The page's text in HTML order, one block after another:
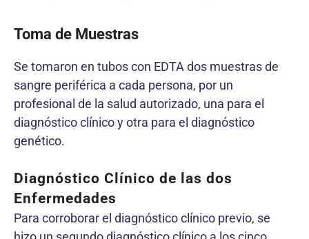
Toma de Muestras
Se tomaron en tubos con EDTA dos muestras de
sangre periférica a cada persona, por un
profesional de la salud autorizado, una para el
diagnóstico clínico y otra para el diagnóstico
genético.
Diagnóstico Clínico de las dos
Enfermedades
Para corroborar el diagnóstico clínico previo, se